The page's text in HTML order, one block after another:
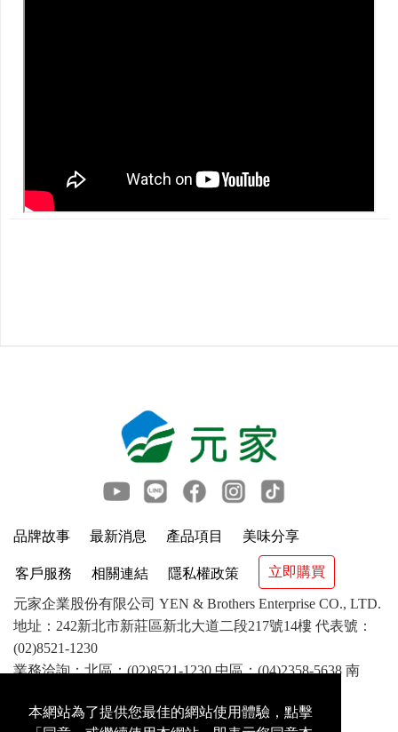
本網站為了提供您最佳的網站使用體驗，點擊
品牌故事 最新消息 產品項目 美味分享
客戶服務 相關連結 隱私權政策 立即購買
元家企業股份有限公司 YEN & Brothers Enterprise CO., LTD.
地址：242新北市新莊區新北大道二段217號14樓 代表號：
(02)8521-1230
業務洽詢：北區：(02)8521-1230 中區：(04)2358-5638 南
©2018 YEN & Brothers Enterprise CO.,LTD. All rights